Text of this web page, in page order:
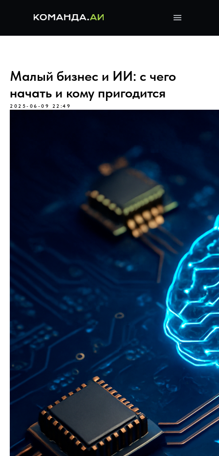
Малый бизнес и ИИ: с чего
начать и кому пригодится
2025-06-09 22:49